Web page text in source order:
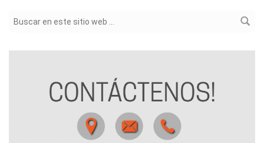
Formulario de búsqueda